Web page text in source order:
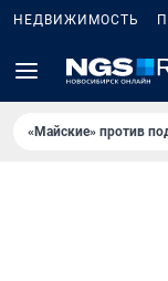
НЕДВИЖИМОСТЬ
«Майские» против